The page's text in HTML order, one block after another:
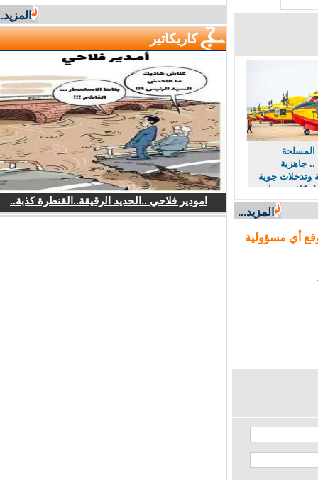
جاهزية
جوية
حرائق
المزيد...
أي مسؤولية
المزيد...
كاريكاتير
امودير فلاحي ..الحديد الرقيقة..القنطرة كذبة..